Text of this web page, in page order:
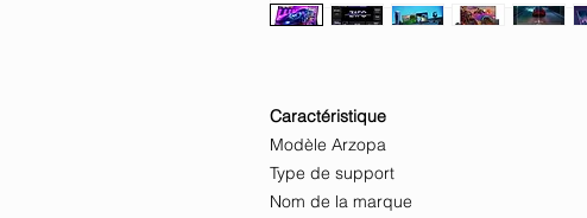
Caractéristique
Modèle Arzopa
Type de support
Nom de la marque